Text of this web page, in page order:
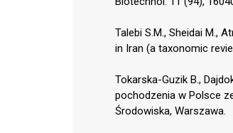
Talebi S.M., Sheidai M.,
in Iran (a taxonomic
Tokarska-Guzik B.,
pochodzenia w Polsce
Środowiska, Warszawa.